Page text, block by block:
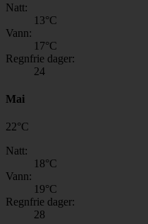
Natt:
13°C
Vann:
17°C
Regnfrie dager:
24
Mai
22°C
Natt:
18°C
Vann:
19°C
Regnfrie dager:
28